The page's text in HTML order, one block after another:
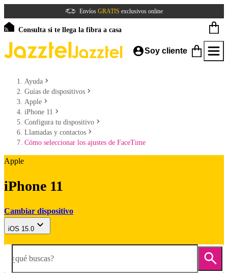
Envíos GRATIS exclusivos online
Consulta si te llega la fibra a casa
Soy cliente
Ayuda
Guías de dispositivos
Apple
iPhone 11
Configura tu dispositivo
Llamadas y contactos
Cómo seleccionar los ajustes de FaceTime
Apple
iPhone 11
Cambiar dispositivo
iOS 15.0
¿qué buscas?